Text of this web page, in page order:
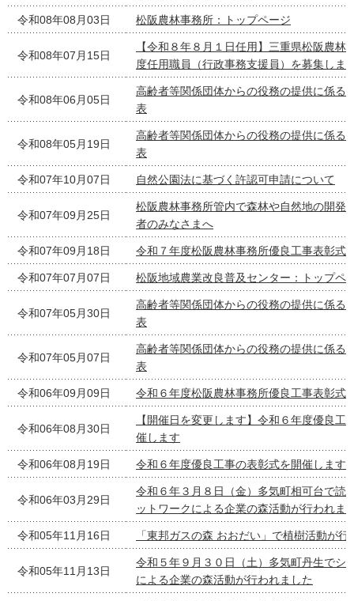
令和08年08月03日 松阪農林事務所：トップページ
令和08年07月15日
【令和８年８月１日任用】三重県松阪農
度任用職員（行政事務支援員）を募集しま
令和08年06月05日
高齢者等関係団体からの役務の提供に係る
表
令和08年05月19日
高齢者等関係団体からの役務の提供に係る
表
令和07年10月07日 自然公園法に基づく許認可申請について
令和07年09月25日
松阪農林事務所管内で森林や自然地の開発
者のみなさまへ
令和07年09月18日 令和７年度松阪農林事務所優良工事表彰式
令和07年07月07日 松阪地域農業改良普及センター：トップペ
令和07年05月30日
高齢者等関係団体からの役務の提供に係る
表
令和07年05月07日
高齢者等関係団体からの役務の提供に係る
表
令和06年09月09日 令和６年度松阪農林事務所優良工事表彰式
令和06年08月30日
【開催日を変更します】令和６年度優良工
催します
令和06年08月19日 令和６年度優良工事の表彰式を開催します
令和06年03月29日
令和６年３月８日（金）多気町相可台で読
ットワークによる企業の森活動が行われま
令和05年11月16日 「東邦ガスの森 おおだい」で植樹活動が行
令和05年11月13日
令和５年９月３０日（土）多気町丹生でシ
による企業の森活動が行われました